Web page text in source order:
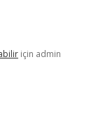
için admin